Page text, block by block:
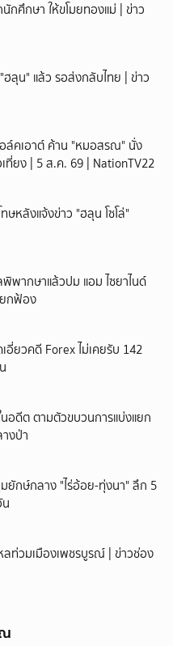
กศึกษา ให้ขโมยทองแม่ | ข่าว
ลุน" แล้ว รอส่งกลับไทย | ข่าว
ล์คเอาต์ ค้าน "หมอสรณ" นั่ง
ที่ยง | 5 ส.ค. 69 | NationTV22
ษหลังแจ้งข่าว "ฮลุน โซโล่"
พากษาแล้วปม แอม ไซยาไนด์
กฟ้อง
อี่ยวคดี Forex ไม่เคยรับ 142
อดีต ตามตัวขบวนการแบ่งแยก
งป่า
ยักษ์กลาง "ไร่อ้อย-ทุ่งนา" ลึก 5
ท่วมเมืองเพชรบูรณ์ | ข่าวช่อง